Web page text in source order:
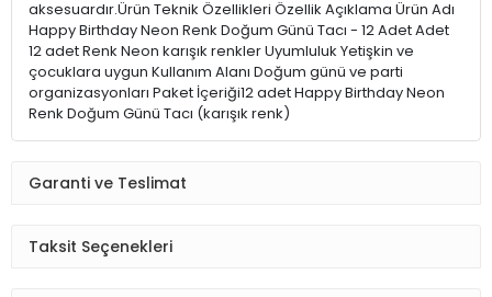
aksesuardır.Ürün Teknik Özellikleri Özellik Açıklama Ürün Adı
Happy Birthday Neon Renk Doğum Günü Tacı - 12 Adet Adet
12 adet Renk Neon karışık renkler Uyumluluk Yetişkin ve
çocuklara uygun Kullanım Alanı Doğum günü ve parti
organizasyonları Paket İçeriği12 adet Happy Birthday Neon
Renk Doğum Günü Tacı (karışık renk)
Garanti ve Teslimat
Taksit Seçenekleri